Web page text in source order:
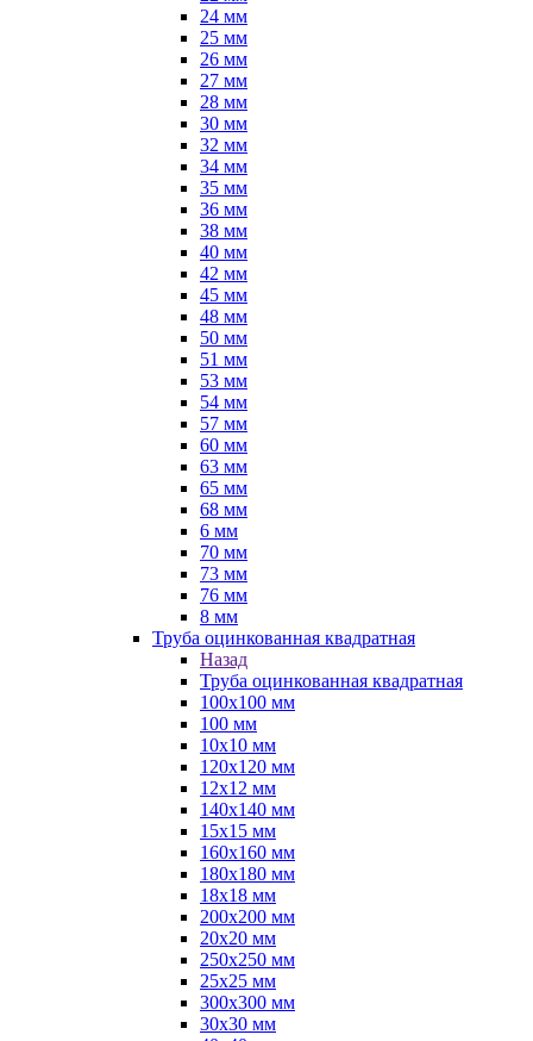
24 мм
25 мм
26 мм
27 мм
28 мм
30 мм
32 мм
34 мм
35 мм
36 мм
38 мм
40 мм
42 мм
45 мм
48 мм
50 мм
51 мм
53 мм
54 мм
57 мм
60 мм
63 мм
65 мм
68 мм
6 мм
70 мм
73 мм
76 мм
8 мм
Труба оцинкованная квадратная
Назад
Труба оцинкованная квадратная
100х100 мм
100 мм
10х10 мм
120х120 мм
12х12 мм
140х140 мм
15х15 мм
160х160 мм
180х180 мм
18х18 мм
200х200 мм
20х20 мм
250х250 мм
25х25 мм
300х300 мм
30х30 мм